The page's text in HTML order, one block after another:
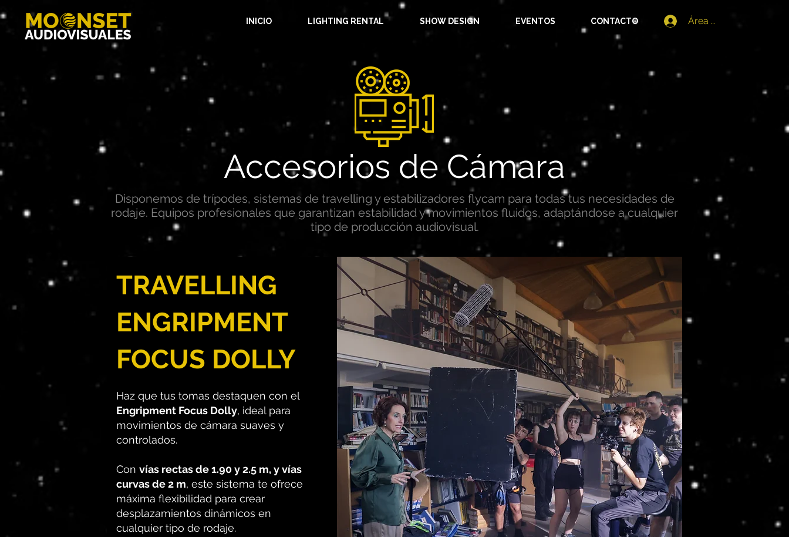
INICIO LIGHTING RENTAL SHOW DESIGN EVENTOS CONTACTO Área Cliente
Accesorios de Cámara
Disponemos de trípodes, sistemas de travelling y estabilizadores flycam para todas tus necesidades de
rodaje. Equipos profesionales que garantizan estabilidad y movimientos fluidos, adaptándose a cualquier
tipo de producción audiovisual.
TRAVELLING
ENGRIPMENT
FOCUS DOLLY
Haz que tus tomas destaquen con el
Engripment Focus Dolly, ideal para
movimientos de cámara suaves y
controlados.
Con vías rectas de 1.90 y 2.5 m, y vías
curvas de 2 m, este sistema te ofrece
máxima flexibilidad para crear
desplazamientos dinámicos en
cualquier tipo de rodaje.